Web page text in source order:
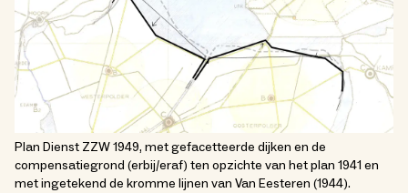
Plan Dienst ZZW 1949, met gefacetteerde dijken en de
compensatiegrond (erbij/eraf) ten opzichte van het plan 1941 en
met ingetekend de kromme lijnen van Van Eesteren (1944).